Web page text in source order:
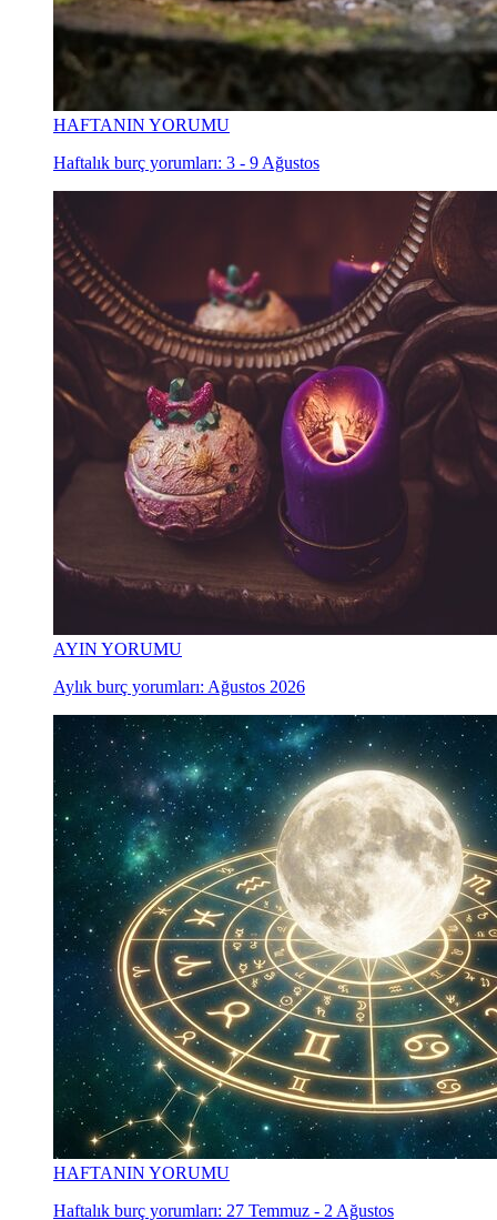
HAFTANIN YORUMU
Haftalık burç yorumları: 3 - 9 Ağustos
AYIN YORUMU
Aylık burç yorumları: Ağustos 2026
HAFTANIN YORUMU
Haftalık burç yorumları: 27 Temmuz - 2 Ağustos